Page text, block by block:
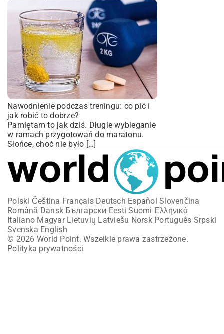
Nawodnienie podczas treningu: co pić i
jak robić to dobrze?
Pamiętam to jak dziś. Długie wybieganie
w ramach przygotowań do maratonu.
Słońce, choć nie było […]
Polski Čeština Français Deutsch Español Slovenčina
Română Dansk Български Eesti Suomi Ελληνικά
Italiano Magyar Lietuvių Latviešu Norsk Português Srpski
Svenska English
© 2026 World Point. Wszelkie prawa zastrzeżone.
Polityka prywatności